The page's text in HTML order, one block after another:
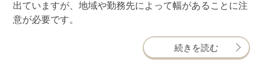
出ていますが、地域や勤務先によって幅があることに注
意が必要です。
続きを読む